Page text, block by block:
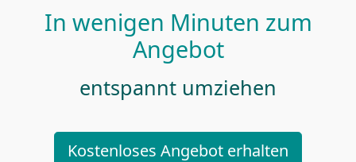
In wenigen Minuten zum
Angebot
entspannt umziehen
Kostenloses Angebot erhalten